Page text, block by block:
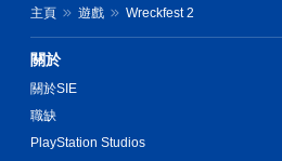
主頁 遊戲 Wreckfest 2
關於
關於SIE
職缺
PlayStation Studios